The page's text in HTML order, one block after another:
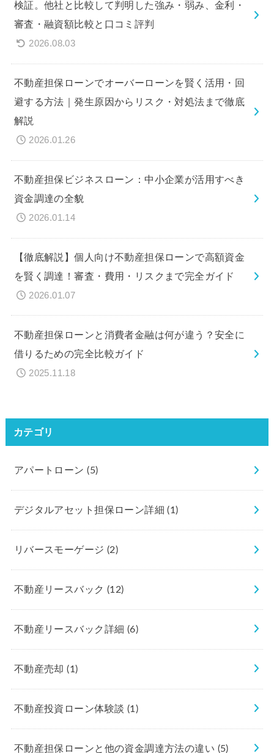
検証。他社と比較して判明した強み・弱み、金利・
審査・融資額比較と口コミ評判
2026.08.03
不動産担保ローンでオーバーローンを賢く活用・回
避する方法｜発生原因からリスク・対処法まで徹底
解説
2026.01.26
不動産担保ビジネスローン：中小企業が活用すべき
資金調達の全貌
2026.01.14
【徹底解説】個人向け不動産担保ローンで高額資金
を賢く調達！審査・費用・リスクまで完全ガイド
2026.01.07
不動産担保ローンと消費者金融は何が違う？安全に
借りるための完全比較ガイド
2025.11.18
カテゴリ
アパートローン(5)
デジタルアセット担保ローン詳細(1)
リバースモーゲージ (2)
不動産リースバック (12)
不動産リースバック詳細 (6)
不動産売却(1)
不動産投資ローン体験談 (1)
不動産担保ローンと他の資金調達方法の違い (5)